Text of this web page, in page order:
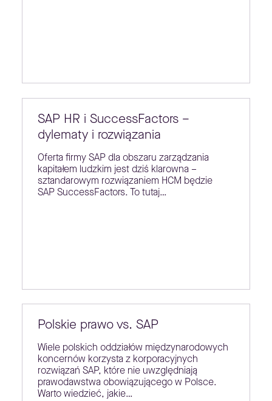
SAP HR i SuccessFactors –
dylematy i rozwiązania
Oferta firmy SAP dla obszaru zarządzania
kapitałem ludzkim jest dziś klarowna –
sztandarowym rozwiązaniem HCM będzie
SAP SuccessFactors. To tutaj…
Polskie prawo vs. SAP
Wiele polskich oddziałów międzynarodowych
koncernów korzysta z korporacyjnych
rozwiązań SAP, które nie uwzględniają
prawodawstwa obowiązującego w Polsce.
Warto wiedzieć, jakie…